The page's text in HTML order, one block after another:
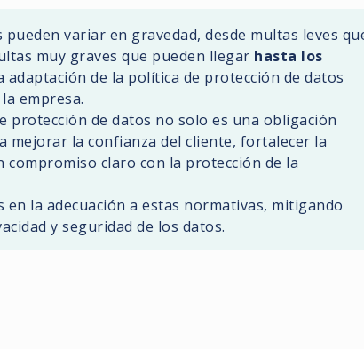
variar en gravedad, desde multas leves
muy graves que pueden llegar hasta los
adaptación de la política de protección de datos
empresa.
protección de datos no solo es una obligación
la confianza del cliente, fortalecer la
claro con la protección de la
la adecuación a estas normativas, mitigando
y seguridad de los datos.